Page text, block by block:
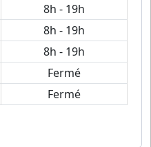
8h - 19h
8h - 19h
8h - 19h
Fermé
Fermé